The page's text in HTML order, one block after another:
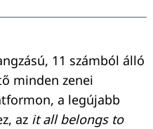
11 számból álló
minden zenei
a legújabb
az it all belongs to